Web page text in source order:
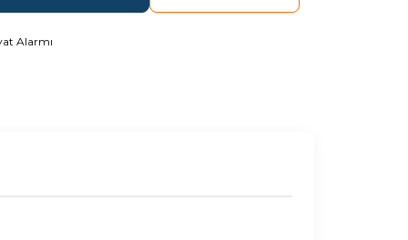
Alarmı